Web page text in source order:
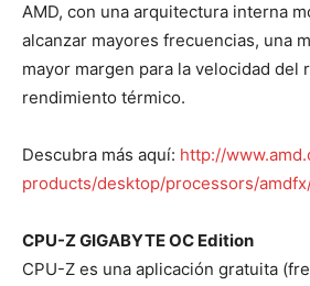
AMD, con una arquitectura interna
alcanzar mayores frecuencias, una
mayor margen para la velocidad del
rendimiento térmico.
Descubra más aquí: http://
products/desktop/processors/
CPU-Z GIGABYTE OC Edition
CPU-Z es una aplicación gratuita